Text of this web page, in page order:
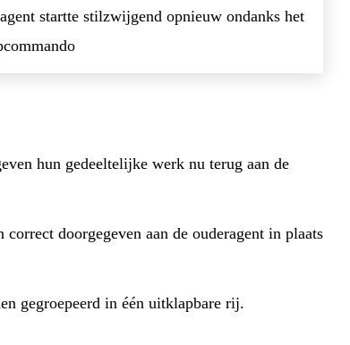
startte stilzwijgend opnieuw ondanks het
hun gedeeltelijke werk nu terug aan de
doorgegeven aan de ouderagent in plaats
gegroepeerd in één uitklapbare rij.